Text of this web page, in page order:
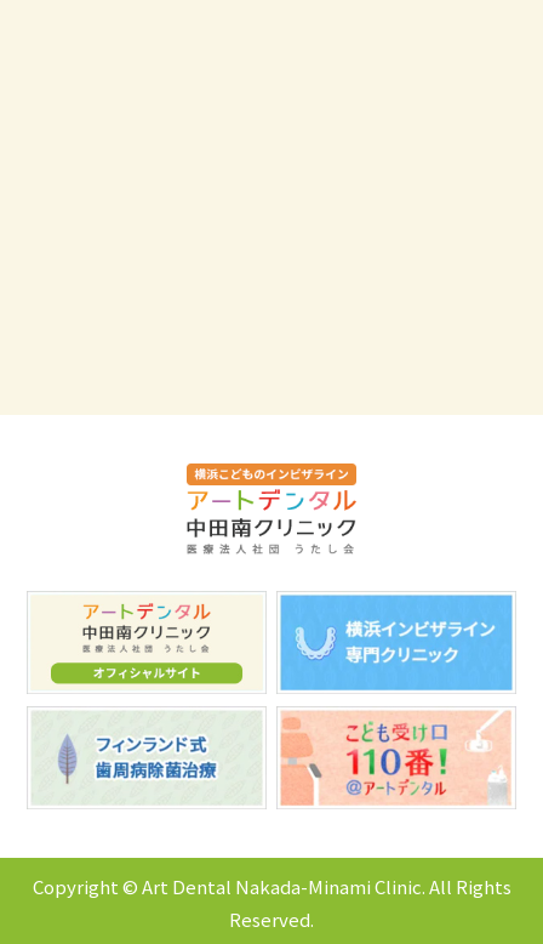
Copyright © Art Dental Nakada-Minami Clinic. All Rights
Reserved.